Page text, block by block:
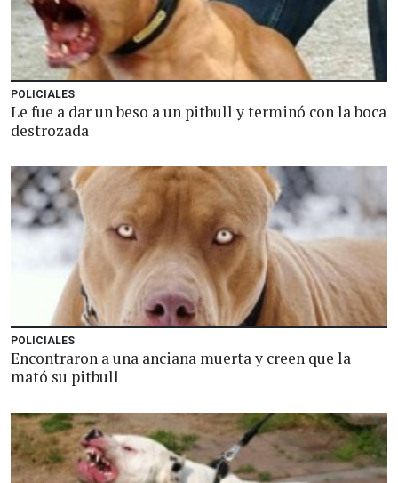
POLICIALES
Le fue a dar un beso a un pitbull y terminó con la boca
destrozada
POLICIALES
Encontraron a una anciana muerta y creen que la
mató su pitbull